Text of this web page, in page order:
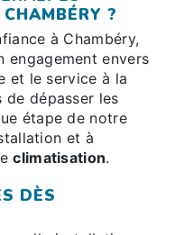
?
à Chambéry,
engagement envers
et le service à la
dépasser les
étape de notre
et à
climatisation.
DÈS